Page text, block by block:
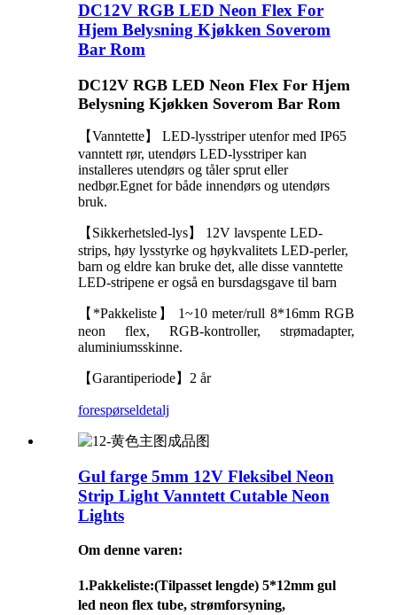
DC12V RGB LED Neon Flex For
Hjem Belysning Kjøkken Soverom
Bar Rom
DC12V RGB LED Neon Flex For Hjem
Belysning Kjøkken Soverom Bar Rom
【Vanntette】 LED-lysstriper utenfor med IP65
vanntett rør, utendørs LED-lysstriper kan
installeres utendørs og tåler sprut eller
nedbør.Egnet for både innendørs og utendørs
bruk.
【Sikkerhetsled-lys】 12V lavspente LED-
strips, høy lysstyrke og høykvalitets LED-perler,
barn og eldre kan bruke det, alle disse vanntette
LED-stripene er også en bursdagsgave til barn
【*Pakkeliste】 1~10 meter/rull 8*16mm RGB
neon flex, RGB-kontroller, strømadapter,
aluminiumsskinne.
【Garantiperiode】2 år
forespørseldetalj
Gul farge 5mm 12V Fleksibel Neon
Strip Light Vanntett Cutable Neon
Lights
Om denne varen:
1.Pakkeliste:(Tilpasset lengde) 5*12mm gul
led neon flex tube, strømforsyning,